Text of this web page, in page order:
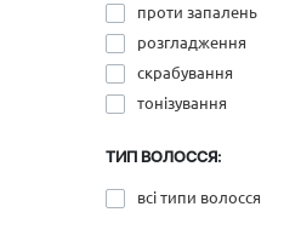
проти запалень
розгладження
скрабування
тонізування
ТИП ВОЛОССЯ:
всі типи волосся